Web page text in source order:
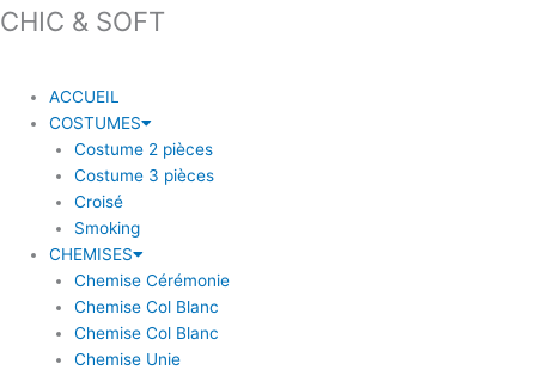
CHIC & SOFT
ACCUEIL
COSTUMES
Costume 2 pièces
Costume 3 pièces
Croisé
Smoking
CHEMISES
Chemise Cérémonie
Chemise Col Blanc
Chemise Col Blanc
Chemise Unie